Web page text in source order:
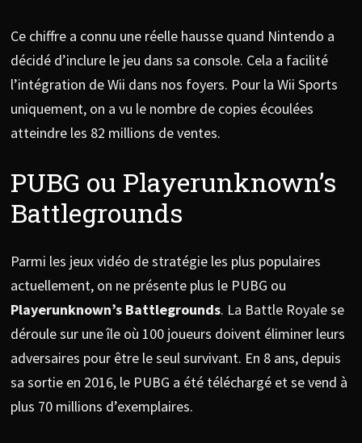
Ce chiffre a connu une réelle hausse quand Nintendo a
décidé d’inclure le jeu dans sa console. Cela a facilité
l’intégration de Wii dans nos foyers. Pour la Wii Sports
uniquement, on a vu le nombre de copies écoulées
atteindre les 82 millions de ventes.
PUBG ou Playerunknown’s
Battlegrounds
Parmi les jeux vidéo de stratégie les plus populaires
actuellement, on ne présente plus le PUBG ou
Playerunknown’s Battlegrounds. La Battle Royale se
déroule sur une île où 100 joueurs doivent éliminer leurs
adversaires pour être le seul survivant. En 8 ans, depuis
sa sortie en 2016, le PUBG a été téléchargé et se vend à
plus 70 millions d’exemplaires.